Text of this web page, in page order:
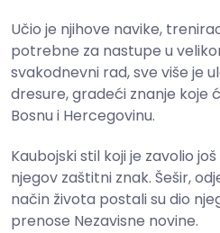
Učio je njihove navike,
potrebne za nastupe u
svakodnevni rad, sve više je
dresure, gradeći znanje koje
Bosnu i Hercegovinu.
Kaubojski stil koji je zavolio
njegov zaštitni znak. Šešir,
način života postali su dio
prenose Nezavisne novine.